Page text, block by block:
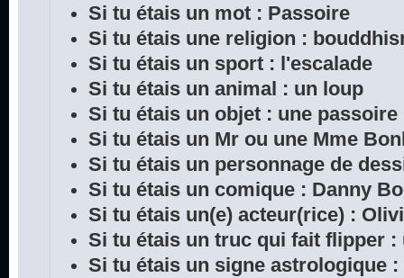
Si tu étais un mot : Passoire
Si tu étais une religion :
Si tu étais un sport : l'escalade
Si tu étais un animal : un loup
Si tu étais un objet : une passoire
Si tu étais un Mr ou une Mme
Si tu étais un personnage de
Si tu étais un comique : Danny
Si tu étais un(e) acteur(rice) :
Si tu étais un truc qui fait flipper :
Si tu étais un signe astrologique :